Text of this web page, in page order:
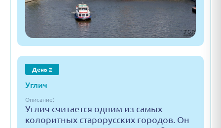
День 2
Углич
Описание:
Углич считается одним из самых
колоритных старорусских городов. Он